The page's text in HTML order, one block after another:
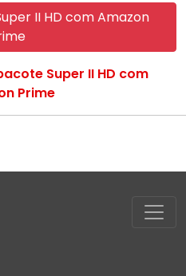
II HD com Amazon
Super II HD com
Prime